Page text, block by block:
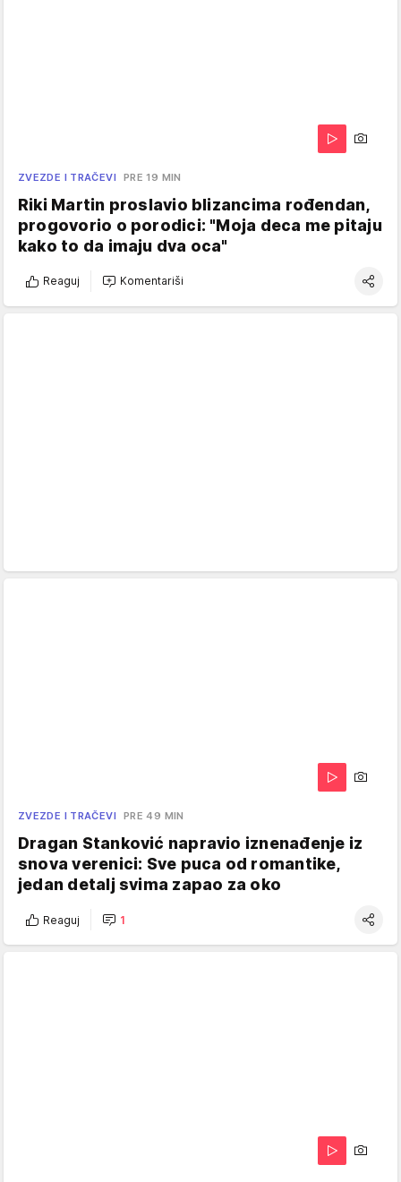
ZVEZDE I TRAČEVI PRE 19 MIN
Riki Martin proslavio blizancima rođendan,
progovorio o porodici: "Moja deca me pitaju
kako to da imaju dva oca"
Reaguj Komentariši
ZVEZDE I TRAČEVI PRE 49 MIN
Dragan Stanković napravio iznenađenje iz
snova verenici: Sve puca od romantike,
jedan detalj svima zapao za oko
Reaguj 1